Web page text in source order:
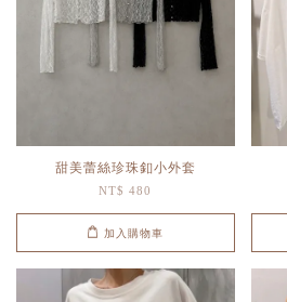
甜美蕾絲珍珠釦小外套
NT$ 480
加入購物車